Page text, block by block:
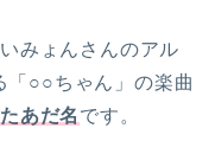
みょんさんのアル
「○○ちゃん」の楽曲
あだ名 です。